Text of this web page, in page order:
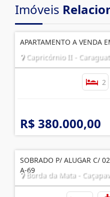
Imóveis
APARTAMENTO A VENDA
Capricórnio II -
2
R$ 380.000,00
SOBRADO P/ ALUGAR C/
A-69
Borda da Mata -